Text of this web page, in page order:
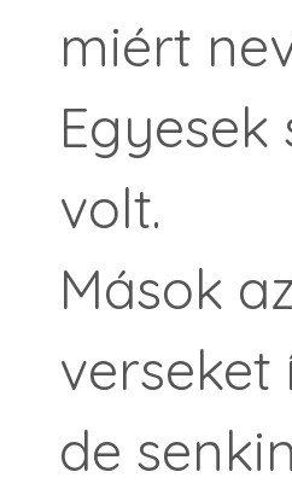
miért
volt.
Mások
verseket
de